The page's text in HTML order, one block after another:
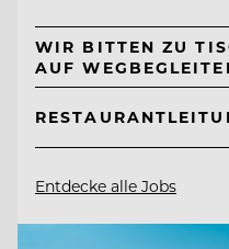
WIR BITTEN ZU
AUF
Entdecke alle Jobs